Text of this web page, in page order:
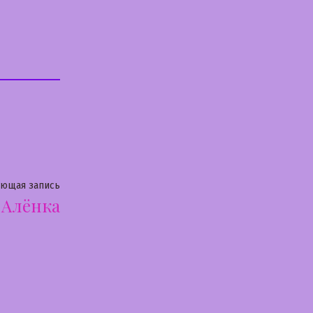
запись
Алёнка